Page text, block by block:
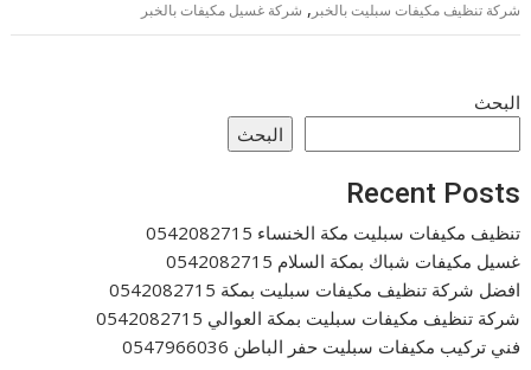
شركة تنظيف مكيفات سبليت بالخبر , شركة غسيل مكيفات بالخبر
البحث
البحث
Recent Posts
تنظيف مكيفات سبليت مكة الخنساء 0542082715
غسيل مكيفات شباك بمكة السلام 0542082715
افضل شركة تنظيف مكيفات سبليت بمكة 0542082715
شركة تنظيف مكيفات سبليت بمكة العوالي 0542082715
فني تركيب مكيفات سبليت حفر الباطن 0547966036